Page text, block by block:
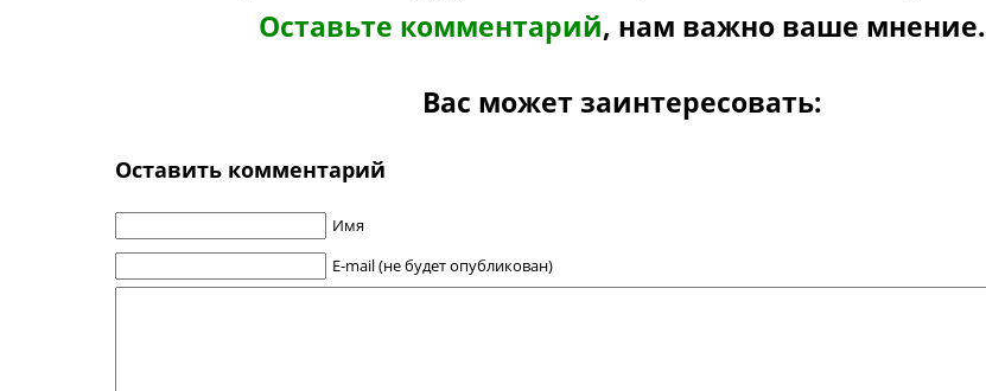
Оставьте комментарий, нам важно ваше мнение.
Вас может заинтересовать:
Оставить комментарий
Имя
E-mail (не будет опубликован)